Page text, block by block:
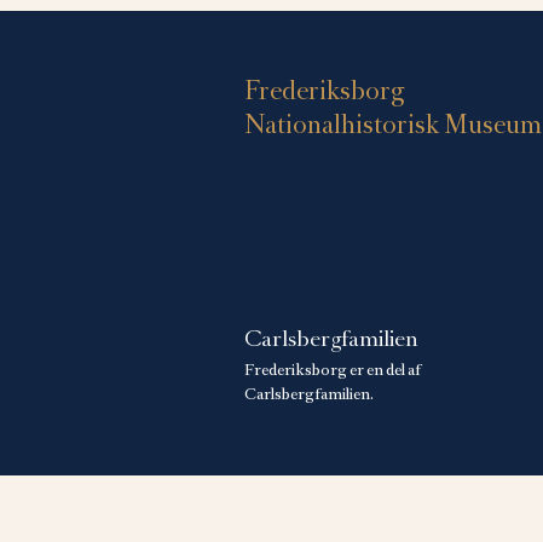
Frederiksborg
Nationalhistorisk Museum
Carlsbergfamilien
Frederiksborg er en del af
Carlsbergfamilien.